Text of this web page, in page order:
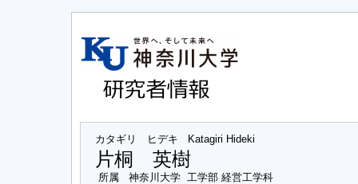
カタギリ ヒデキ Katagiri Hideki
片桐 英樹
所属
神奈川大学 工学部 経営工学科